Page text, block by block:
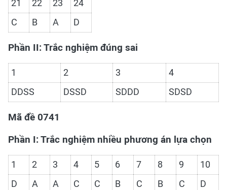
21
22 23
24
C
B A D
Phần II: Trắc nghiệm đúng sai
1 2 3
4
DDSS
DSSD SDDD SDSD
Mã đề 0741
Phần I: Trắc nghiệm nhiều phương án lựa chọn
1 2 3 4 5 6 7 8 9
10
D
A A C C B C B C
D